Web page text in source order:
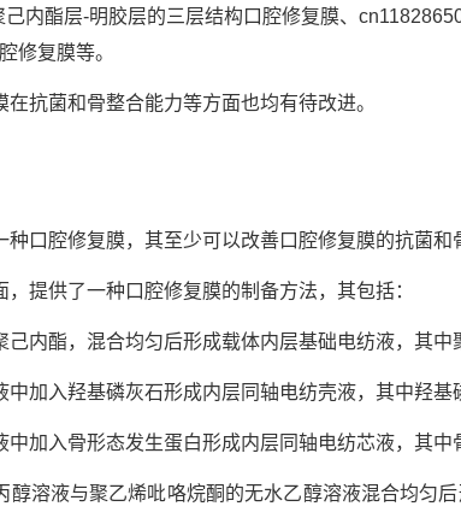
内酯层-明胶层的三层结构口腔修复膜、
修复膜等。
抗菌和骨整合能力等方面也均有待改进。
口腔修复膜，其至少可以改善口腔修复膜的抗菌和
提供了一种口腔修复膜的制备方法，其包括：
内酯，混合均匀后形成载体内层基础电纺液，其中
加入羟基磷灰石形成内层同轴电纺壳液，其中羟基
加入骨形态发生蛋白形成内层同轴电纺芯液，其中
醇溶液与聚乙烯吡咯烷酮的无水乙醇溶液混合均匀